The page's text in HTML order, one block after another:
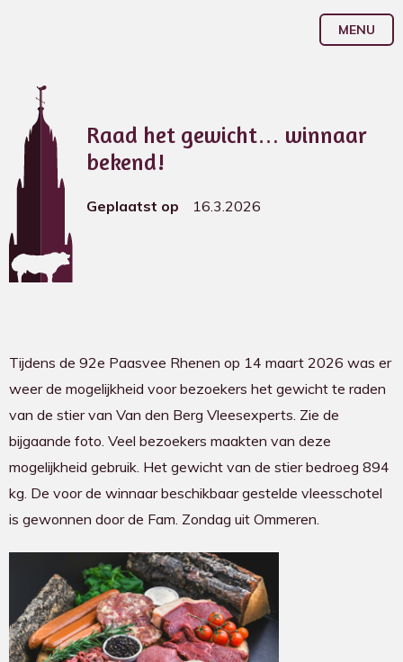
MENU
Raad het gewicht… winnaar
bekend!
Geplaatst op 16.3.2026
Tijdens de 92e Paasvee Rhenen op 14 maart 2026 was er
weer de mogelijkheid voor bezoekers het gewicht te raden
van de stier van Van den Berg Vleesexperts. Zie de
bijgaande foto. Veel bezoekers maakten van deze
mogelijkheid gebruik. Het gewicht van de stier bedroeg 894
kg. De voor de winnaar beschikbaar gestelde vleesschotel
is gewonnen door de Fam. Zondag uit Ommeren.